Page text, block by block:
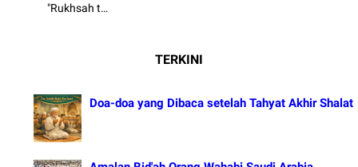
"Rukhsah t…
TERKINI
Doa-doa yang Dibaca setelah Tahyat Akhir Shalat